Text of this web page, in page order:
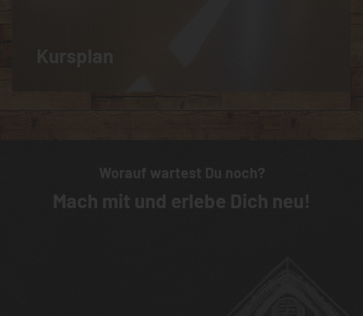
Kursplan
Worauf wartest Du noch?
Mach mit und erlebe Dich neu!